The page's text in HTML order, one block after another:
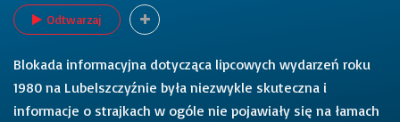
Odtwarzaj
Blokada informacyjna dotycząca lipcowych wydarzeń roku
1980 na Lubelszczyźnie była niezwykle skuteczna i
informacje o strajkach w ogóle nie pojawiały się na łamach